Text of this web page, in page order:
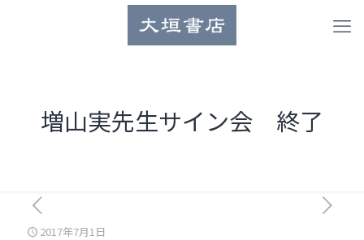
増山実先生サイン会 終了
2017年7月1日